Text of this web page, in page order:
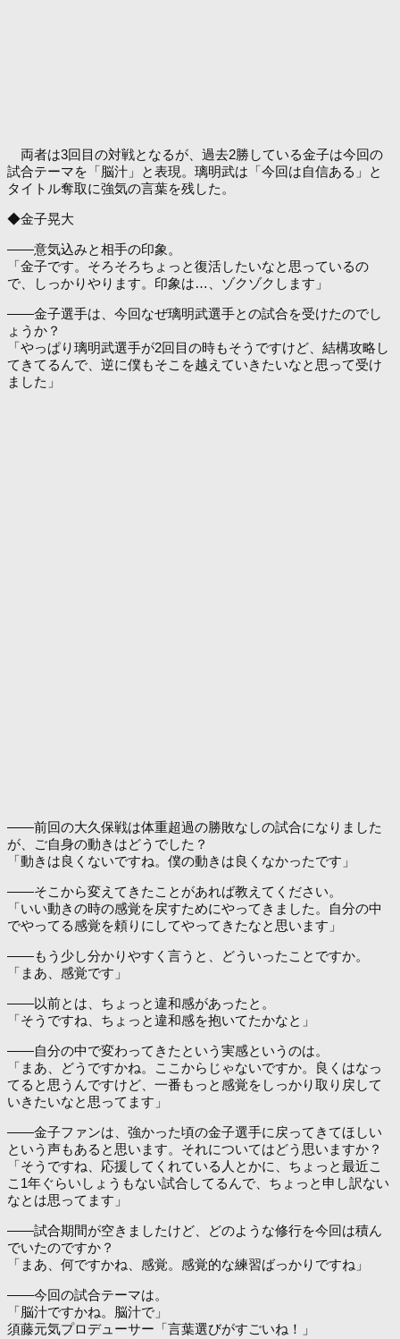
両者は3回目の対戦となるが、過去2勝している金子は今回の
試合テーマを「脳汁」と表現。璃明武は「今回は自信ある」と
タイトル奪取に強気の言葉を残した。
◆金子晃大
――意気込みと相手の印象。
「金子です。そろそろちょっと復活したいなと思っているの
で、しっかりやります。印象は…、ゾクゾクします」
――金子選手は、今回なぜ璃明武選手との試合を受けたのでし
ょうか？
「やっぱり璃明武選手が2回目の時もそうですけど、結構攻略し
てきてるんで、逆に僕もそこを越えていきたいなと思って受け
ました」
――前回の大久保戦は体重超過の勝敗なしの試合になりました
が、ご自身の動きはどうでした？
「動きは良くないですね。僕の動きは良くなかったです」
――そこから変えてきたことがあれば教えてください。
「いい動きの時の感覚を戻すためにやってきました。自分の中
でやってる感覚を頼りにしてやってきたなと思います」
――もう少し分かりやすく言うと、どういったことですか。
「まあ、感覚です」
――以前とは、ちょっと違和感があったと。
「そうですね、ちょっと違和感を抱いてたかなと」
――自分の中で変わってきたという実感というのは。
「まあ、どうですかね。ここからじゃないですか。良くはなっ
てると思うんですけど、一番もっと感覚をしっかり取り戻して
いきたいなと思ってます」
――金子ファンは、強かった頃の金子選手に戻ってきてほしい
という声もあると思います。それについてはどう思いますか？
「そうですね、応援してくれている人とかに、ちょっと最近こ
こ1年ぐらいしょうもない試合してるんで、ちょっと申し訳ない
なとは思ってます」
――試合期間が空きましたけど、どのような修行を今回は積ん
でいたのですか？
「まあ、何ですかね、感覚。感覚的な練習ばっかりですね」
――今回の試合テーマは。
「脳汁ですかね。脳汁で」
須藤元気プロデューサー「言葉選びがすごいね！」